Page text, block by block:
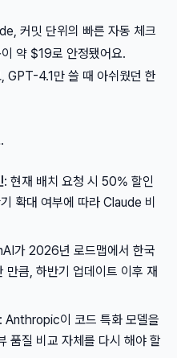
커밋 단위의 빠른 자동 체크
약 $19로 안정됐어요.
GPT-4.1만 쓸 때 아쉬웠던 한
: 현재 배치 요청 시 50% 할인
확대 여부에 따라 Claude 비
가 2026년 로드맵에서 한국
만큼, 하반기 업데이트 이후 재
: Anthropic이 코드 특화 모델을
품질 비교 자체를 다시 해야 할